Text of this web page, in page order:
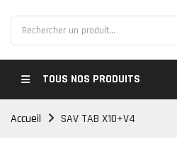
TOUS NOS PRODUITS
Accueil SAV TAB X10+V4